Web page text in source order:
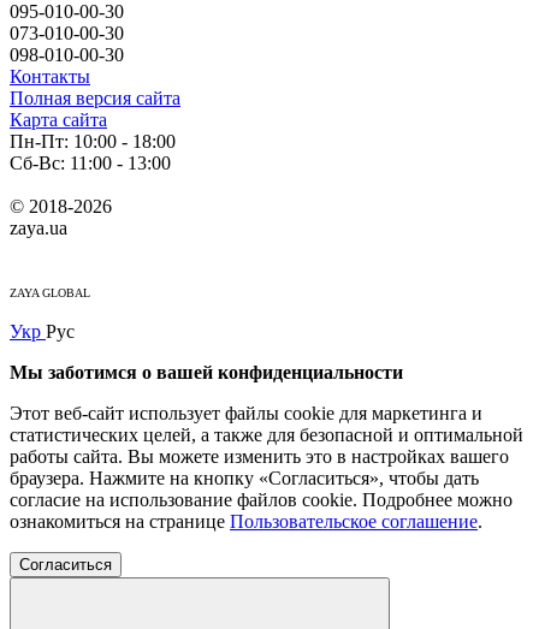
095-010-00-30
073-010-00-30
098-010-00-30
Контакты
Полная версия сайта
Карта сайта
Пн-Пт: 10:00 - 18:00
Сб-Вс: 11:00 - 13:00
© 2018-2026
zaya.ua
ZAYA GLOBAL
Укр Рус
Мы заботимся о вашей конфиденциальности
Этот веб-сайт использует файлы cookie для маркетинга и
статистических целей, а также для безопасной и оптимальной
работы сайта. Вы можете изменить это в настройках вашего
браузера. Нажмите на кнопку «Согласиться», чтобы дать
согласие на использование файлов cookie. Подробнее можно
ознакомиться на странице Пользовательское соглашение.
Согласиться